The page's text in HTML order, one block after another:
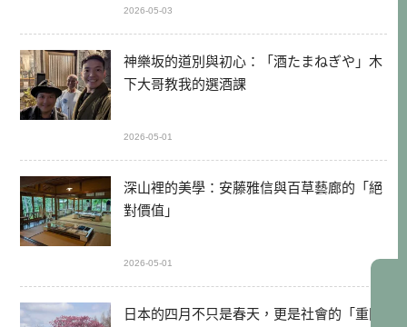
2026-05-03
神樂坂的道別與初心：「酒たまねぎや」木
下大哥教我的選酒課
2026-05-01
深山裡的美學：安藤雅信與百草藝廊的「絕
對價值」
2026-05-01
日本的四月不只是春天，更是社會的「重開